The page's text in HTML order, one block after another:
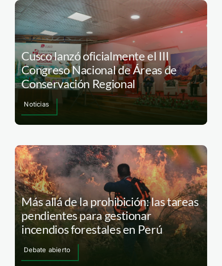
Cusco lanzó oficialmente el III
Congreso Nacional de Áreas de
Conservación Regional
Noticias
Más allá de la prohibición: las tareas
pendientes para gestionar
incendios forestales en Perú
Debate abierto